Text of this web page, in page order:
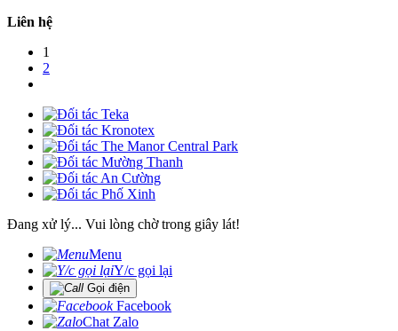
Liên hệ
1
2
Đang xử lý... Vui lòng chờ trong giây lát!
Menu
Y/c gọi lại
Gọi điện
Facebook
Chat Zalo